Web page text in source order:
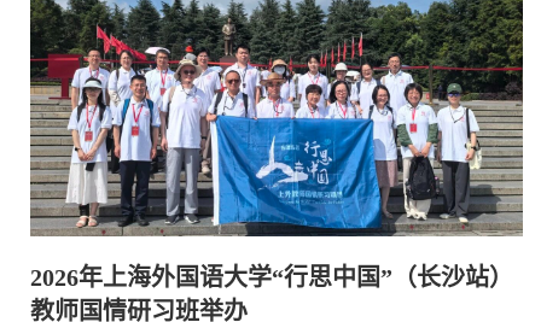
2026年上海外国语大学“行思中国”（长沙站）
教师国情研习班举办